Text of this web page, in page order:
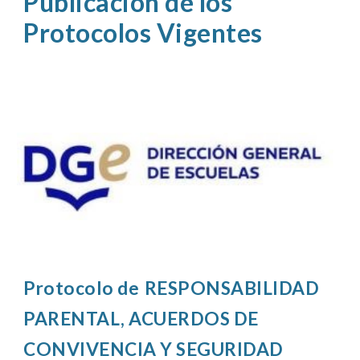
Protocolos Vigentes
Protocolo de RESPONSABILIDAD
PARENTAL, ACUERDOS DE
CONVIVENCIA Y SEGURIDAD